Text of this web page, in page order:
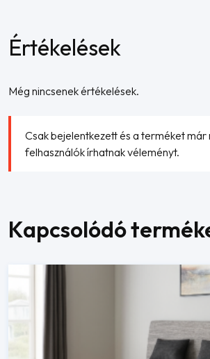
Értékelések
Még nincsenek értékelések.
Csak bejelentkezett és a terméket
felhasználók írhatnak véleményt.
Kapcsolódó